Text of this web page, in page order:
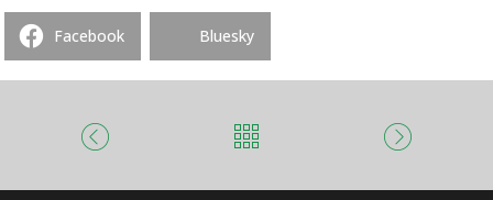
Facebook Bluesky